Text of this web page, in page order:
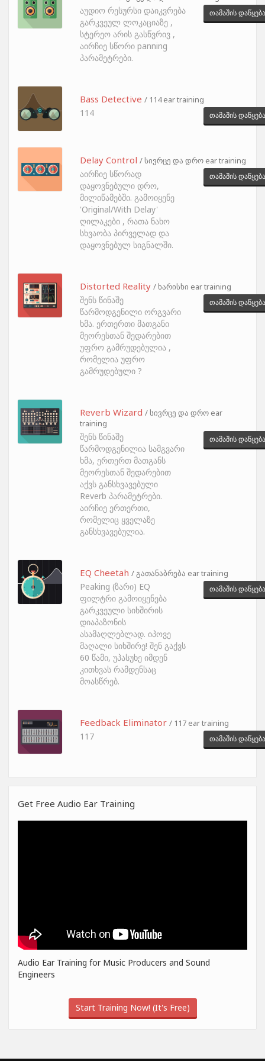
აუდიო რესურსი დაიკვრება
გარკვეულ ლოკაციაზე ,
სტერეო არის გასწვრივ ,
აირჩიე სწორი panning
პარამეტრები.
თამაშის დაწყება
Bass Detective / 114 ear training
114 თამაშის დაწყება
Delay Control / სივრცე და დრო ear training
აირჩიე სწორად
დაყოვნებული დრო,
მილიწამებში. გამოიყენე
'Original/With Delay'
ღილაკები , რათა ნახო
სხვაობა პირველად და
დაყოვნებულ სიგნალში.
თამაშის დაწყება
Distorted Reality / ხარისხი ear training
შენს წინაშე
წარმოდგენილი ორგვარი
ხმა. ერთერთი მათგანი
მეორესთან შედარებით
უფრო გამრუდებულია ,
რომელია უფრო
გამრუდებული ?
თამაშის დაწყება
Reverb Wizard / სივრცე და დრო ear
training
შენს წინაშე
წარმოდგენილია სამგვარი
ხმა, ერთერთ მათგანს
მეორესთან შედარებით
აქვს განსხვავებული
Reverb პარამეტრები.
აირჩიე ერთერთი,
რომელიც ყველაზე
განსხვავებულია.
თამაშის დაწყება
EQ Cheetah / გათანაბრება ear training
Peaking (ზარი) EQ
ფილტრი გამოიყენება
გარკვეული სიხშირის
დიაპაზონის
ასამაღლებლად. იპოვე
მაღალი სიხშირე! შენ გაქვს
60 წამი, უპასუხე იმდენ
კითხვას რამდენსაც
მოასწრებ.
თამაშის დაწყება
Feedback Eliminator / 117 ear training
117 თამაშის დაწყება
Get Free Audio Ear Training
Audio Ear Training for Music Producers and Sound
Engineers
Start Training Now! (It's Free)